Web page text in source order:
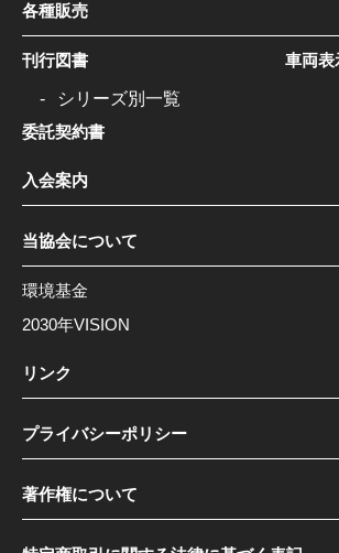
各種販売
刊行図書
シリーズ別一覧
委託契約書
車両表
入会案内
当協会について
環境基金
2030年VISION
リンク
プライバシーポリシー
著作権について